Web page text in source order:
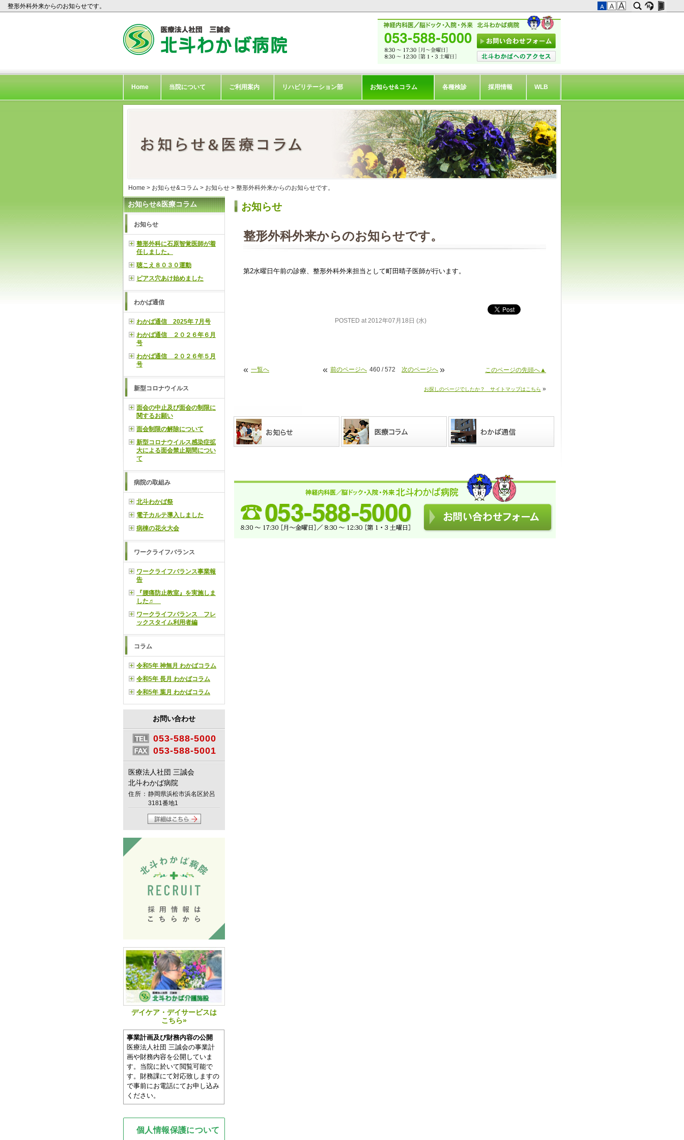
整形外科外来からのお知らせです。
Home 当院について ご利用案内 リハビリテーション部 お知らせ&コラム 各種検診 採用情報 WLB
Home > お知らせ&コラム > お知らせ > 整形外科外来からのお知らせです。
お知らせ
整形外科外来からのお知らせです。
第2水曜日午前の診療、整形外科外来担当として町田晴子医師が行います。
POSTED at 2012年07月18日 (水)
« 一覧へ « 前のページへ 460 / 572 次のページへ » このページの先頭へ▲
お探しのページでしたか？ サイトマップはこちら »
お知らせ&医療コラム
お知らせ
整形外科に石原智覚医師が着
任しました。
聴こえ８０３０運動
ピアス穴あけ始めました
わかば通信
わかば通信 2025年 7月号
わかば通信 ２０２６年６月
号
わかば通信 ２０２６年５月
号
新型コロナウイルス
面会の中止及び面会の制限に
関するお願い
面会制限の解除について
新型コロナウイルス感染症拡
大による面会禁止期間につい
て
病院の取組み
北斗わかば祭
電子カルテ導入しました
病棟の花火大会
ワークライフバランス
ワークライフバランス事業報
告
『腰痛防止教室』を実施しま
した♬
ワークライフバランス フレ
ックスタイム利用者編
コラム
令和5年 神無月 わかばコラム
令和5年 長月 わかばコラム
令和5年 葉月 わかばコラム
お問い合わせ
053-588-5000
053-588-5001
医療法人社団 三誠会
北斗わかば病院
住所： 静岡県浜松市浜名区於呂
3181番地1
デイケア・デイサービスは
こちら»
事業計画及び財務内容の公開
医療法人社団 三誠会の事業計
画や財務内容を公開していま
す。当院に於いて閲覧可能で
す。財務課にて対応致しますの
で事前にお電話にてお申し込み
ください。
個人情報保護について